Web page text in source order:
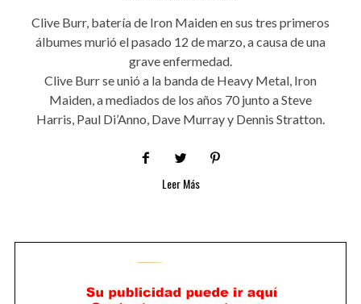
Clive Burr, batería de Iron Maiden en sus tres primeros
álbumes murió el pasado 12 de marzo, a causa de una
grave enfermedad.
Clive Burr se unió a la banda de Heavy Metal, Iron
Maiden, a mediados de los años 70 junto a Steve
Harris, Paul Di’Anno, Dave Murray y Dennis Stratton.
Leer Más